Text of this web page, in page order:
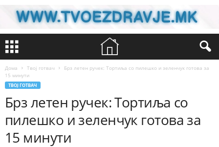
Дома Твој готвач
Брз летен ручек: Тортиља со пилешко и зеленчук готова за
15 минути
ТВОЈ ГОТВАЧ
Брз летен ручек: Тортиља со
пилешко и зеленчук готова за
15 минути